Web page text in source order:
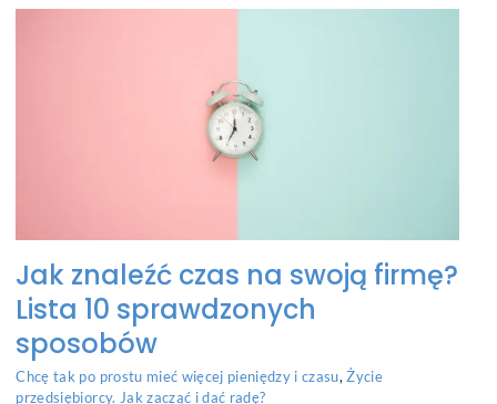
Jak znaleźć czas na swoją firmę?
Lista 10 sprawdzonych
sposobów
Chcę tak po prostu mieć więcej pieniędzy i czasu,Życie
przedsiębiorcy. Jak zacząć i dać radę?